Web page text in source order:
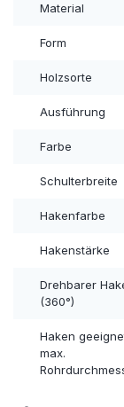
Material
Form
Holzsorte
Ausführung
Farbe
Schulterbreite
Hakenfarbe
Hakenstärke
Drehbarer
(360°)
Haken
max.